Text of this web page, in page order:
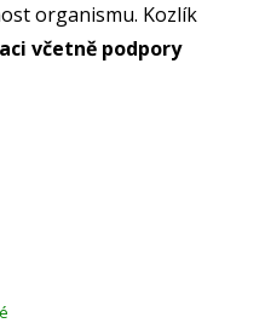
organismu. Kozlík
včetně podpory